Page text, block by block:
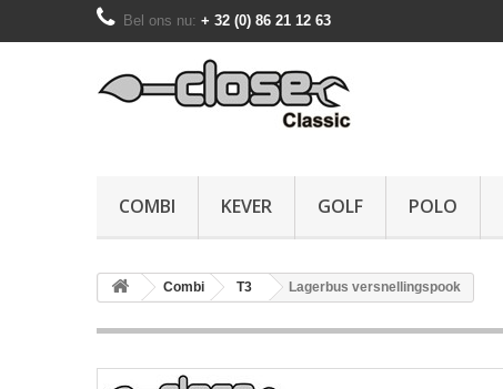
Bel ons nu: + 32 (0) 86 21 12 63
COMBI KEVER GOLF POLO
Combi T3 Lagerbus versnellingspook